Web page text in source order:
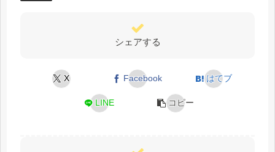
シェアする
X Facebook はてブ
LINE コピー